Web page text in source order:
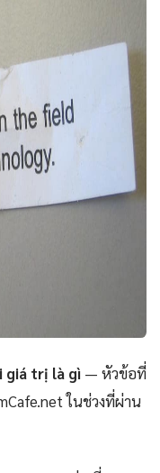
giá trị là gì — หัวข้อที่
ในช่วงที่ผ่าน